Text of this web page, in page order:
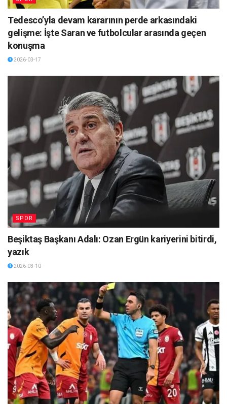
Tedesco’yla devam kararının perde arkasındaki
gelişme: İşte Saran ve futbolcular arasında geçen
konuşma
2026-03-17
SPOR
Beşiktaş Başkanı Adalı: Ozan Ergün kariyerini bitirdi,
yazık
2026-03-10